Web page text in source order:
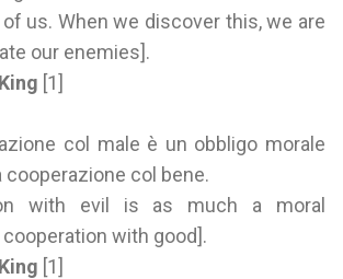
us. When we discover this, we are
our enemies].
[1]
col male è un obbligo morale
cooperazione col bene.
with evil is as much a moral
with good].
[1]